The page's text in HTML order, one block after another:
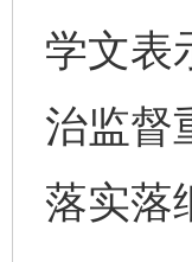
学文表
治监督
落实落